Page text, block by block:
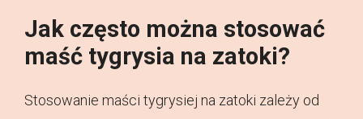
Jak często można stosować
maść tygrysia na zatoki?
Stosowanie maści tygrysiej na zatoki zależy od